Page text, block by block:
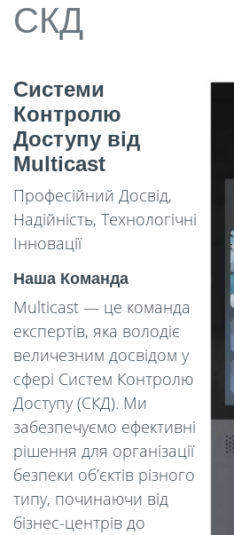
СКД
Системи
Контролю
Доступу від
Multicast
Професійний Досвід,
Надійність, Технологічні
Інновації
Наша Команда
Multicast — це команда
експертів, яка володіє
величезним досвідом у
сфері Систем Контролю
Доступу (СКД). Ми
забезпечуємо ефективні
рішення для організації
безпеки об’єктів різного
типу, починаючи від
бізнес-центрів до